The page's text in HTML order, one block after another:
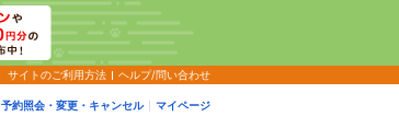
サイトのご利用方法 ヘルプ/問い合わせ
予約照会・変更・キャンセル マイページ